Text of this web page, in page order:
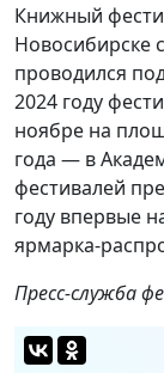
Книжный
Новосибирске
проводился
2024 году
ноябре на
года — в
фестивалей
году впервые
ярмарка-
Пресс-служба